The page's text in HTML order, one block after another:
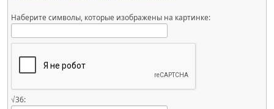
Наберите символы, которые изображены на картинке:
√36: